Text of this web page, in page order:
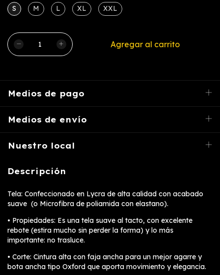
S M L XL XXL
Medios de pago
Medios de envío
Nuestro local
Descripción
Tela: Confeccionado en Lycra de alta calidad con acabado
suave (o Microfibra de poliamida con elastano).
• Propiedades: Es una tela suave al tacto, con excelente
rebote (estira mucho sin perder la forma) y lo más
importante: no trasluce.
• Corte: Cintura alta con faja ancha para un mejor agarre y
bota ancha tipo Oxford que aporta movimiento y elegancia.